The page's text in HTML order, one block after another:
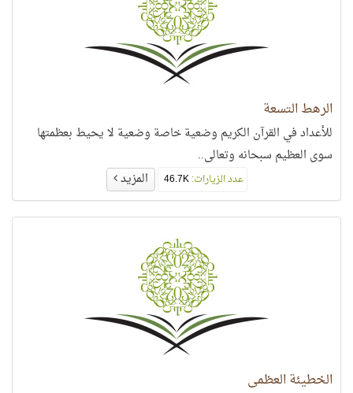
الرهط التسعة
للأعداد في القرآن الكريم وضعية خاصة وضعية لا يحيط بعظمتها
سوى العظيم سبحانه وتعالى..
عدد الزيارات:46.7K المزيد
الخطيئة العظمى